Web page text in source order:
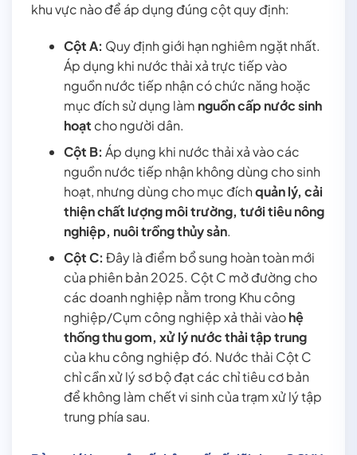
khu vực nào để áp dụng đúng cột quy định:
Cột A: Quy định giới hạn nghiêm ngặt nhất.
Áp dụng khi nước thải xả trực tiếp vào
nguồn nước tiếp nhận có chức năng hoặc
mục đích sử dụng làm nguồn cấp nước sinh
hoạt cho người dân.
Cột B: Áp dụng khi nước thải xả vào các
nguồn nước tiếp nhận không dùng cho sinh
hoạt, nhưng dùng cho mục đíchquản lý, cải
thiện chất lượng môi trường, tưới tiêu nông
nghiệp, nuôi trồng thủy sản.
Cột C: Đây là điểm bổ sung hoàn toàn mới
của phiên bản 2025. Cột C mở đường cho
các doanh nghiệp nằm trong Khu công
nghiệp/Cụm công nghiệp xả thải vàohệ
thống thu gom, xử lý nước thải tập trung
của khu công nghiệp đó. Nước thải Cột C
chỉ cần xử lý sơ bộ đạt các chỉ tiêu cơ bản
để không làm chết vi sinh của trạm xử lý tập
trung phía sau.